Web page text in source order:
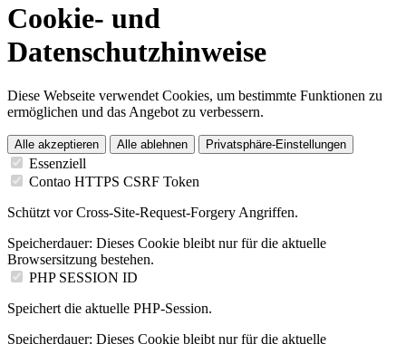
Cookie- und
Datenschutzhinweise
Diese Webseite verwendet Cookies, um bestimmte Funktionen zu
ermöglichen und das Angebot zu verbessern.
Alle akzeptieren Alle ablehnen Privatsphäre-Einstellungen
Essenziell
Contao HTTPS CSRF Token
Schützt vor Cross-Site-Request-Forgery Angriffen.
Speicherdauer: Dieses Cookie bleibt nur für die aktuelle
Browsersitzung bestehen.
PHP SESSION ID
Speichert die aktuelle PHP-Session.
Speicherdauer: Dieses Cookie bleibt nur für die aktuelle